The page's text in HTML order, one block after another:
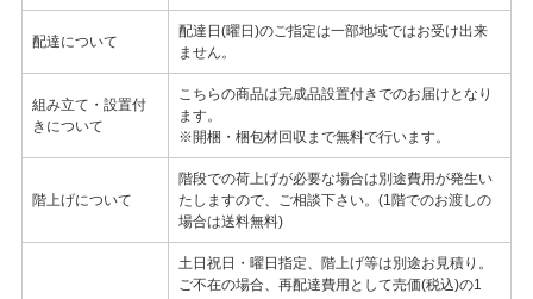
配達について
配達日(曜日)のご指定は一部地域ではお受け出来
ません。
組み立て・設置付
きについて
こちらの商品は完成品設置付きでのお届けとなり
ます。
※開梱・梱包材回収まで無料で行います。
階上げについて
階段での荷上げが必要な場合は別途費用が発生い
たしますので、ご相談下さい。(1階でのお渡しの
場合は送料無料)
土日祝日・曜日指定、階上げ等は別途お見積り。
ご不在の場合、再配達費用として売価(税込)の1